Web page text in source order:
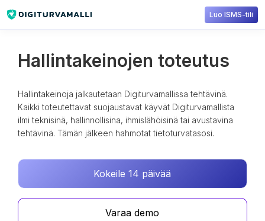
Luo ISMS-tili
Hallintakeinojen toteutus
Hallintakeinoja jalkautetaan Digiturvamallissa tehtävinä.
Kaikki toteutettavat suojaustavat käyvät Digiturvamallista
ilmi teknisinä, hallinnollisina, ihmislähöisinä tai avustavina
tehtävinä. Tämän jälkeen hahmotat tietoturvatasosi.
Kokeile 14 päivää
Varaa demo